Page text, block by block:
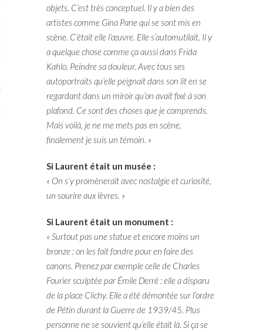
PARISARTISTES # 2015
DON
objets. C’est très conceptuel. Il y a bien des
artistes comme Gina Pane qui se sont mis en
scène. C’était elle l’œuvre. Elle s’automutilait. Il y
a quelque chose comme ça aussi dans Frida
Kahlo. Peindre sa douleur. Avec tous ses
autoportraits qu’elle peignait dans son lit en se
regardant dans un miroir qu’on avait fixé à son
plafond. Ce sont des choses que je comprends.
Mais voilà, je ne me mets pas en scène,
finalement je suis un témoin. »
Si Laurent était un musée :
« On s’y promènerait avec nostalgie et curiosité,
un sourire aux lèvres. »
Si Laurent était un monument :
« Surtout pas une statue et encore moins un
bronze : on les fait fondre pour en faire des
canons. Prenez par exemple celle de Charles
Fourier sculptée par Émile Derré : elle a disparu
de la place Clichy. Elle a été démontée sur l’ordre
de Pétin durant la Guerre de 1939/45. Plus
personne ne se souvient qu’elle était là. Si ça se